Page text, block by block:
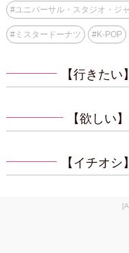
#ユニバーサル・スタジオ・ジ
#ミスタードーナツ #K-POP
【行きた
【欲しい
【イチオ